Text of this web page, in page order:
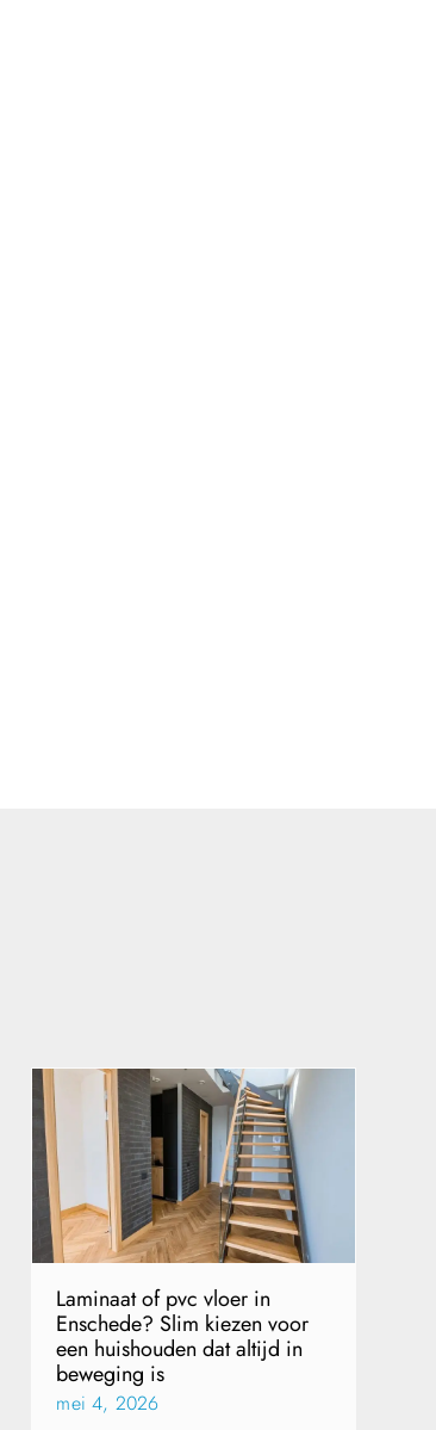
Laminaat of pvc vloer in
Enschede? Slim kiezen voor
een huishouden dat altijd in
beweging is
mei 4, 2026